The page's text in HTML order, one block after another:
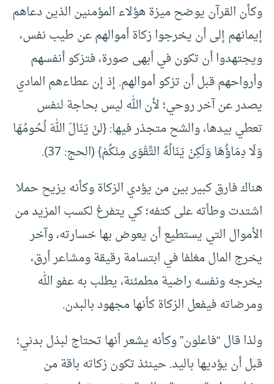
وكأن القرآن يوضح ميزة هؤلاء المؤمنين الذين دعاهم
إيمانهم إلى أن يخرجوا زكاة أموالهم عن طيب نفس،
ويجتهدوا أن تكون في أبهى صورة، فتزكو أنفسهم
وأرواحهم قبل أن تزكو أموالهم. إذ إن عطاءهم المادي
يصدر عن آخر روحي؛ لأن الله ليس بحاجة لنفس
تعطي بيدها، والشح متجذر فيها: {لنْ يَنَالَ اللهَ لُحُومُهَا
وَلَا دِمَاؤُهَا وَلَكِنْ يَنَالُهُ التَّقْوَى مِنْكُمْ} (الحج: 37).
هناك فارق كبير بين من يؤدي الزكاة وكأنه يزيح حملا
اشتدت وطأته على كتفه؛ كي يتفرغ لكسب المزيد من
الأموال التي يستطيع أن يعوض بها خسارته، وآخر
يخرج المال مغلفا في ابتسامة رقيقة ومشاعر أرق،
يخرجه ونفسه راضية مطمئنة، يطلب به عفو الله
ومرضاته فيفعل الزكاة كأنها مجهود بالبدن.
ولذا قال “فاعلون” وكأنه يشعر أنها تحتاج لبذل بدني؛
قبل أن يؤديها باليد. حينئذ تكون زكاته باقة من